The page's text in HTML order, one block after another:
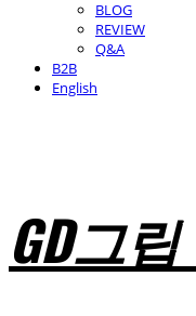
BLOG
REVIEW
Q&A
B2B
English
GD그